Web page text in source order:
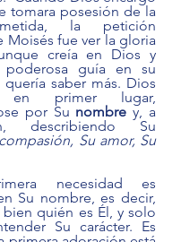
tomara posesión de la
la petición
Moisés fue ver la gloria
creía en Dios y
poderosa guía en su
quería saber más. Dios
en primer lugar,
por Su nombre y, a
describiendo Su
Su amor, Su
necesidad es
Su nombre, es decir,
quién es Él, y solo
Su carácter. Es